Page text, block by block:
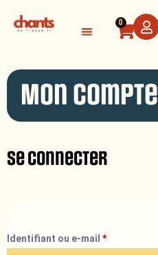
0
Mon compte
Se connecter
Identifiant ou e-mail *